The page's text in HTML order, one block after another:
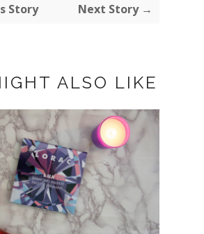
Story Next Story →
ALSO LIKE